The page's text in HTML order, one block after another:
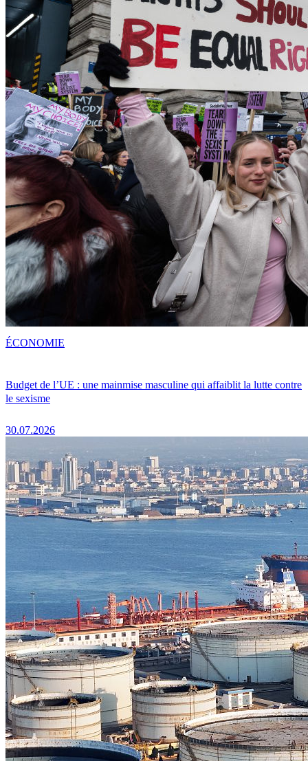
Budget de l’UE : une mainmise masculine qui affaiblit la lutte contre
le sexisme
30.07.2026
ÉCONOMIE